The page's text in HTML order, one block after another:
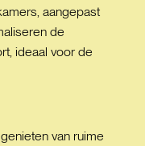
aangepast
de
ideaal voor de
van ruime